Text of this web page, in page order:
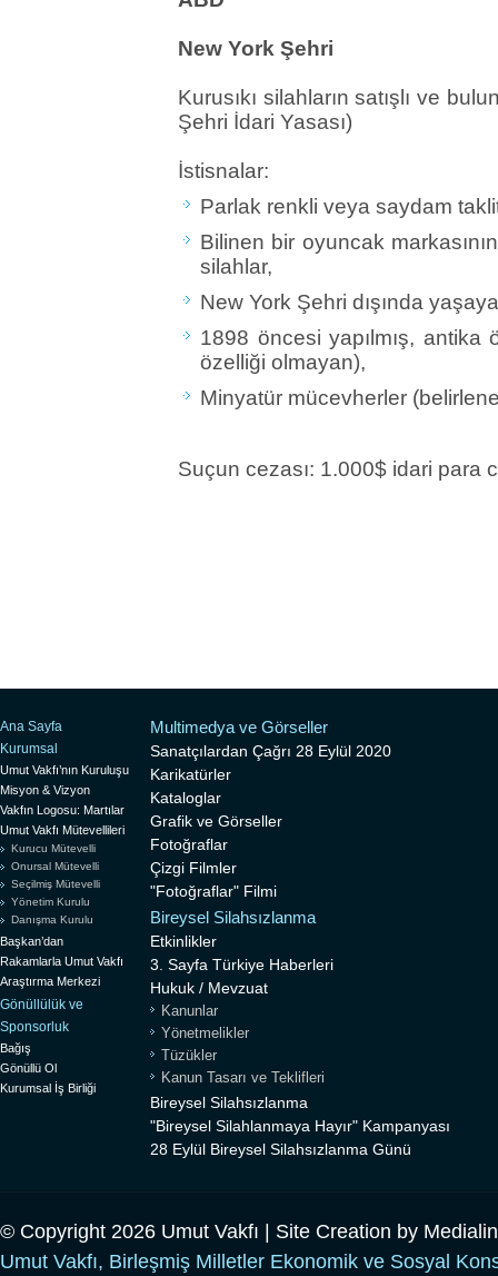
New York Şehri
Kurusıkı silahların satışlı ve
Şehri İdari Yasası)
İstisnalar:
Parlak renkli veya saydam
Bilinen bir oyuncak
silahlar,
New York Şehri dışında
1898 öncesi yapılmış, antika
özelliği olmayan),
Minyatür mücevherler
Suçun cezası: 1.000$ idari para
Ana Sayfa
Kurumsal
Umut Vakfı’nın Kuruluşu
Misyon & Vizyon
Vakfın Logosu: Martılar
Umut Vakfı Mütevellileri
Kurucu Mütevelli
Onursal Mütevelli
Seçilmiş Mütevelli
Yönetim Kurulu
Danışma Kurulu
Başkan’dan
Rakamlarla Umut Vakfı
Araştırma Merkezi
Gönüllülük ve
Sponsorluk
Bağış
Gönüllü Ol
Kurumsal İş Birliği
Multimedya ve Görseller
Sanatçılardan Çağrı 28 Eylül 2020
Karikatürler
Kataloglar
Grafik ve Görseller
Fotoğraflar
Çizgi Filmler
"Fotoğraflar" Filmi
Bireysel Silahsızlanma
Etkinlikler
3. Sayfa Türkiye Haberleri
Hukuk / Mevzuat
Kanunlar
Yönetmelikler
Tüzükler
Kanun Tasarı ve Teklifleri
Bireysel Silahsızlanma
"Bireysel Silahlanmaya Hayır" Kampanyası
28 Eylül Bireysel Silahsızlanma Günü
© Copyright 2026 Umut Vakfı | Site Creation by
Umut Vakfı, Birleşmiş Milletler Ekonomik ve Sosyal